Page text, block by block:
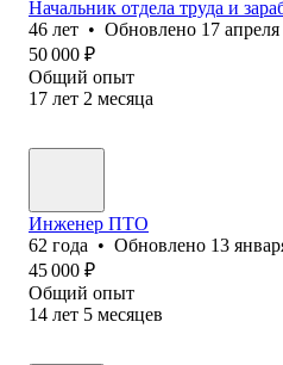
Начальник отдела труда и
46 лет • Обновлено 17
50 000 ₽
Общий опыт
17 лет 2 месяца
Инженер ПТО
62 года • Обновлено 13
45 000 ₽
Общий опыт
14 лет 5 месяцев